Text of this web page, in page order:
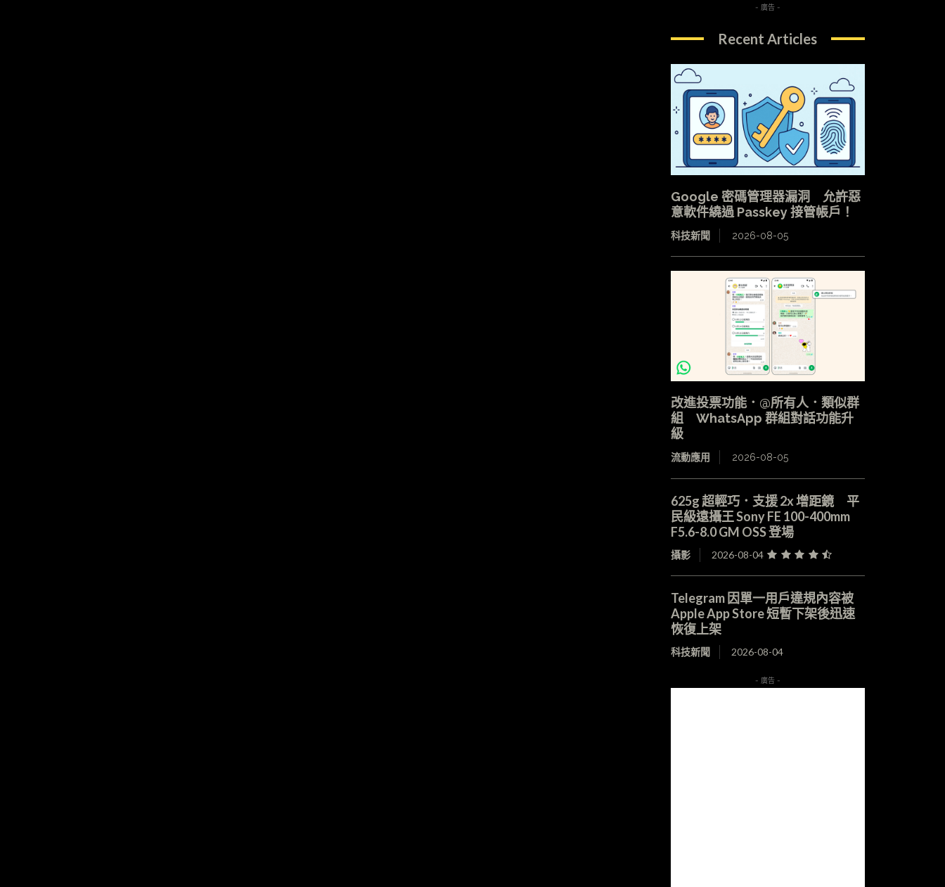
- 廣告 -
Recent Articles
Google 密碼管理器漏洞 允許惡
意軟件繞過 Passkey 接管帳戶！
科技新聞 2026-08-05
改進投票功能．@所有人．類似群
組 WhatsApp 群組對話功能升
級
流動應用 2026-08-05
625g 超輕巧．支援 2x 增距鏡 平
民級遠攝王 Sony FE 100-400mm
F5.6-8.0 GM OSS 登場
攝影 2026-08-04
Telegram 因單一用戶違規內容被
Apple App Store 短暫下架後迅速
恢復上架
科技新聞 2026-08-04
- 廣告 -